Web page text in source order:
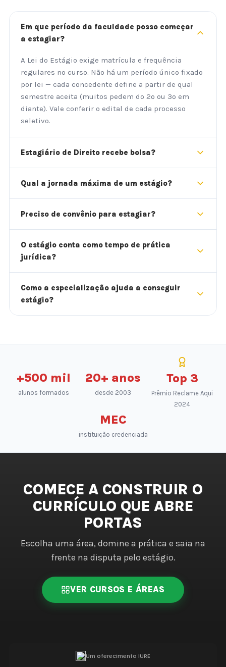
Em que período da faculdade posso começar
a estagiar?
A Lei do Estágio exige matrícula e frequência
regulares no curso. Não há um período único fixado
por lei — cada concedente define a partir de qual
semestre aceita (muitos pedem do 2º ou 3º em
diante). Vale conferir o edital de cada processo
seletivo.
Estagiário de Direito recebe bolsa?
Qual a jornada máxima de um estágio?
Preciso de convênio para estagiar?
O estágio conta como tempo de prática
jurídica?
Como a especialização ajuda a conseguir
estágio?
+500 mil
alunos formados
20+ anos
desde 2003
Top 3
Prêmio Reclame Aqui
2024
MEC
instituição credenciada
COMECE A CONSTRUIR O
CURRÍCULO QUE ABRE
PORTAS
Escolha uma área, domine a prática e saia na
frente na disputa pelo estágio.
VER CURSOS E ÁREAS